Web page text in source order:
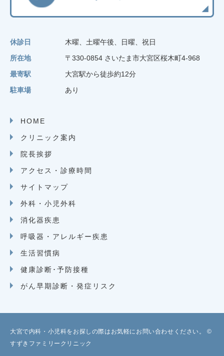
休診日
木曜、土曜午後、日曜、祝日
所在地
〒330-0854 さいたま市大宮区桜木町4-968
最寄駅
大宮駅から徒歩約12分
駐車場
あり
HOME
クリニック案内
院長挨拶
アクセス・診療時間
サイトマップ
外科・小児外科
消化器疾患
呼吸器・アレルギー疾患
生活習慣病
健康診断･予防接種
がん早期診断・発症リスク
大宮で内科・小児科をお探しの際はお気軽にお問い合わせください。 ©
すずきファミリークリニック